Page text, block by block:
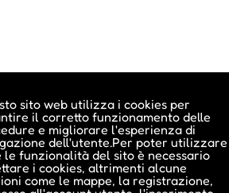
sito web utilizza i cookies per
il corretto funzionamento delle
e migliorare l'esperienza di
dell'utente.Per poter utilizzare
le funzionalità del sito è necessario
i cookies, altrimenti alcune
come le mappe, la registrazione,